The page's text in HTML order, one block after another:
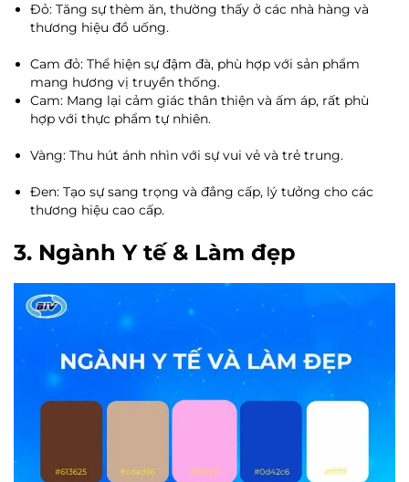
Đỏ: Tăng sự thèm ăn, thường thấy ở các nhà hàng và
thương hiệu đồ uống.
Cam đỏ: Thể hiện sự đậm đà, phù hợp với sản phẩm
mang hương vị truyền thống.
Cam: Mang lại cảm giác thân thiện và ấm áp, rất phù
hợp với thực phẩm tự nhiên.
Vàng: Thu hút ánh nhìn với sự vui vẻ và trẻ trung.
Đen: Tạo sự sang trọng và đẳng cấp, lý tưởng cho các
thương hiệu cao cấp.
3. Ngành Y tế & Làm đẹp